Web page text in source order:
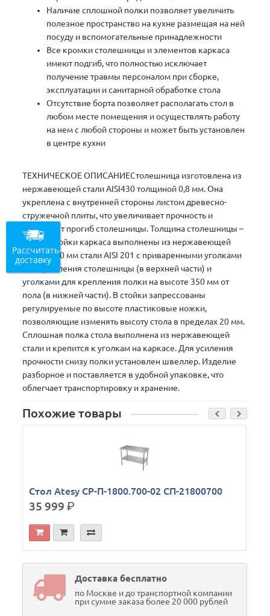
Наличие сплошной полки позволяет увеличить
полезное пространство на кухне размещая на ней
посуду и вспомогательные принадлежности
Все кромки столешницы и элементов каркаса
имеют подгиб, что полностью исключает
получение травмы персоналом при сборке,
эксплуатации и санитарной обработке стола
Отсутствие борта позволяет располагать стол в
любом месте помещения и осуществлять работу
на нем с любой стороны и может быть установлен
в центре кухни
ТЕХНИЧЕСКОЕ ОПИСАНИЕСтолешница изготовлена из
нержавеющей стали AISI430 толщиной 0,8 мм. Она
укреплена с внутренней стороны листом древесно-
стружечной плиты, что увеличивает прочность и
исключает прогиб столешницы. Толщина столешницы –
50 мм. Стойки каркаса выполнены из нержавеющей
трубы O40 мм стали AISI 201 с приваренными уголками
для крепления столешницы (в верхней части) и
уголками для крепления полки на высоте 350 мм от
пола (в нижней части). В стойки запрессованы
регулируемые по высоте пластиковые ножки,
позволяющие изменять высоту стола в пределах 20 мм.
Сплошная полка стола выполнена из нержавеющей
стали и крепится к уголкам на каркасе. Для усиления
прочности снизу полки установлен швеллер. Изделие
разборное и поставляется в удобной упаковке, что
облегчает транспортировку и хранение.
Похожие товары
Стол Atesy СР-П-1800.700-02 СП-21800700
35 999р.
Доставка бесплатно
по Москве и до транспортной компании
при сумме заказа более 20 000 рублей
Рассчитать
доставку